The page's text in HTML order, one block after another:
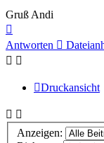
Gruß Andi
oben
Antworten
Druckansicht
Anzeigen: